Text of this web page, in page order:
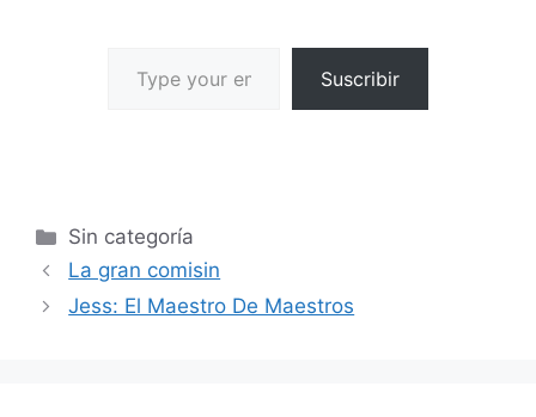
Suscribir
Sin categoría
La gran comisin
Jess: El Maestro De Maestros